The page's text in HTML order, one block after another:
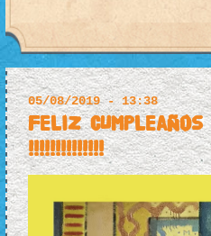
05/08/2019 - 13:38
FELIZ
!!!!!!!!!!!!!!